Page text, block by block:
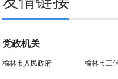
党政机关
榆林市人民政府 榆林市工